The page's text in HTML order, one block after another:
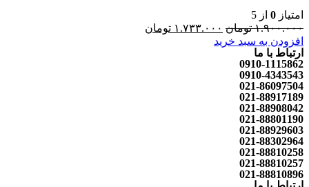
امتیاز 0 از 5
۱.۹۰۰.۰۰۰ تومان ۱.۷۳۳.۰۰۰ تومان
افزودن به سبد خرید
ارتباط با ما
0910-1115862
0910-4343543
021-86097504
021-88917189
021-88908042
021-88801190
021-88929603
021-88302964
021-88810258
021-88810257
021-88810896